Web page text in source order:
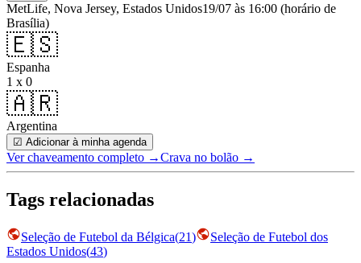
MetLife, Nova Jersey, Estados Unidos19/07 às 16:00 (horário de
Brasília)
🇪🇸
Espanha
1 x 0
🇦🇷
Argentina
☑ Adicionar à minha agenda
Ver chaveamento completo →Crava no bolão →
Tags relacionadas
Seleção de Futebol da Bélgica(21)
Seleção de Futebol dos
Estados Unidos(43)